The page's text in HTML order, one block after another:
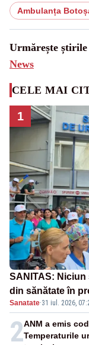
Ambulanța
Urmărește
News
CELE MAI
1
SANITAS:
din sănătate în
Sanatate·31 iul. 2026,
2ANM a emis
Temperaturile